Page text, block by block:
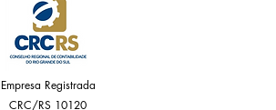
Empresa Registrada
CRC/RS 10120